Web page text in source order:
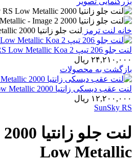
خانه لنت ترمز لنت جلو زانتيا 2000 SunSky RS Low Metallic
لنت جلو 206 تيپ 2 SunSky RS Low Metallic Koa
۲۴,۲۱۰,۰۰۰ ریال
بازگشت به محصولات
لنت عقب دیسکی زانتيا 2000 SunSky RS Low Metallic
۱۲,۲۰۰,۰۰۰ ریال
SunSky RS
Low Metallic